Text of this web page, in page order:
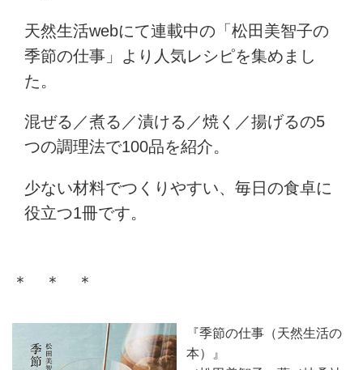
天然生活webにて連載中の「松田美智子の
季節の仕事」より人気レシピを集めまし
た。
混ぜる／煮る／漬ける／焼く／揚げるの5
つの調理法で100品を紹介。
少ない材料でつくりやすい、毎日の食卓に
役立つ1冊です。
＊ ＊ ＊
『季節の仕事（天然生活の
本）』